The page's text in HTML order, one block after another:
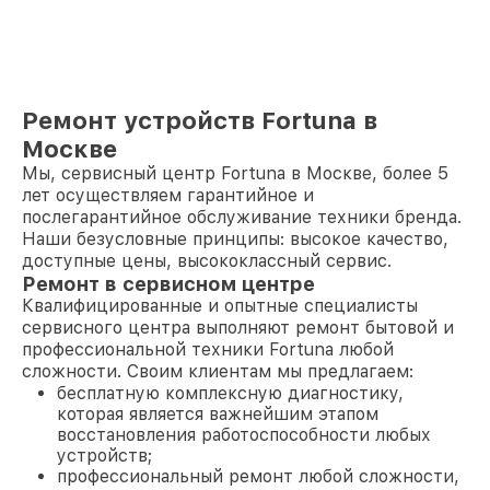
Ремонт устройств Fortuna в
Москве
Мы, сервисный центр Fortuna в Москве, более 5
лет осуществляем гарантийное и
послегарантийное обслуживание техники бренда.
Наши безусловные принципы: высокое качество,
доступные цены, высококлассный сервис.
Ремонт в сервисном центре
Квалифицированные и опытные специалисты
сервисного центра выполняют ремонт бытовой и
профессиональной техники Fortuna любой
сложности. Своим клиентам мы предлагаем:
бесплатную комплексную диагностику,
которая является важнейшим этапом
восстановления работоспособности любых
устройств;
профессиональный ремонт любой сложности,